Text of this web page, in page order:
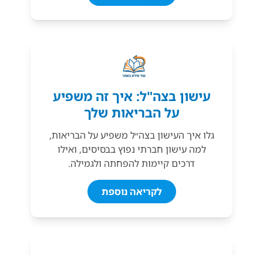
עישון בצה"ל: איך זה משפיע
על הבריאות שלך
גלו איך העישון בצה״ל משפיע על הבריאות,
למה עישון חברתי נפוץ בבסיסים, ואילו
דרכים קיימות להפחתה ולגמילה.
לקריאה נוספת